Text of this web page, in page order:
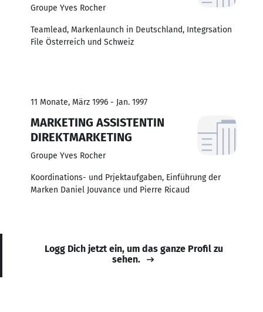
Groupe Yves Rocher
Teamlead, Markenlaunch in Deutschland, Integrsation
File Österreich und Schweiz
11 Monate, März 1996 - Jan. 1997
MARKETING ASSISTENTIN
DIREKTMARKETING
Groupe Yves Rocher
Koordinations- und Prjektaufgaben, Einführung der
Marken Daniel Jouvance und Pierre Ricaud
Logg Dich jetzt ein, um das ganze Profil zu
sehen.